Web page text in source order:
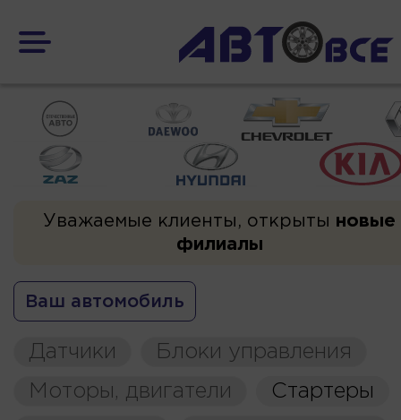
Уважаемые клиенты, открыты новые
филиалы
Ваш автомобиль
Датчики
Блоки управления
Моторы, двигатели
Стартеры